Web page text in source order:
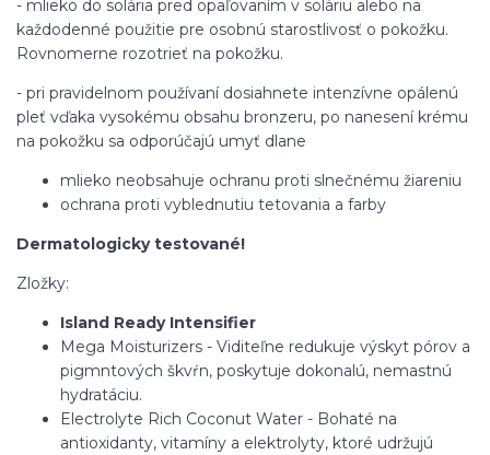
- mlieko do solária pred opaľovaním v soláriu alebo na
každodenné použitie pre osobnú starostlivosť o pokožku.
Rovnomerne rozotrieť na pokožku.
- pri pravidelnom používaní dosiahnete intenzívne opálenú
pleť vďaka vysokému obsahu bronzeru, po nanesení krému
na pokožku sa odporúčajú umyť dlane
mlieko neobsahuje ochranu proti slnečnému žiareniu
ochrana proti vyblednutiu tetovania a farby
Dermatologicky testované!
Zložky:
Island Ready Intensifier
Mega Moisturizers - Viditeľne redukuje výskyt pórov a
pigmntových škvŕn, poskytuje dokonalú, nemastnú
hydratáciu.
Electrolyte Rich Coconut Water - Bohaté na
antioxidanty, vitamíny a elektrolyty, ktoré udržujú